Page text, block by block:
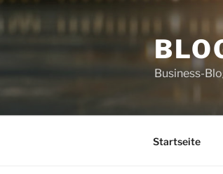
Business-
Startseite